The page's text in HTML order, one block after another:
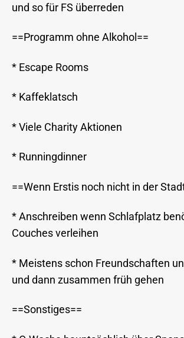
und so für FS überreden
==Programm ohne Alkohol==
* Escape Rooms
* Kaffeklatsch
* Viele Charity Aktionen
* Runningdinner
==Wenn Erstis noch nicht in der
* Anschreiben wenn Schlafplatz
Couches verleihen
* Meistens schon Freundschaften
und dann zusammen früh gehen
==Sonstiges==